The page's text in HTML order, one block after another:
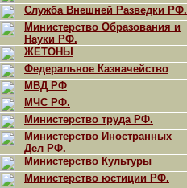
Служба Внешней Разведки РФ.
Министерство Образования и
Науки РФ.
ЖЕТОНЫ
Федеральное Казначейство
МВД РФ
МЧС РФ.
Министерство труда РФ.
Министерство Иностранных
Дел РФ.
Министерство Культуры
Министерство юстиции РФ.